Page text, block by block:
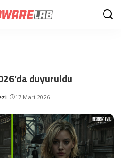
duyuruldu
17 Mart 2026